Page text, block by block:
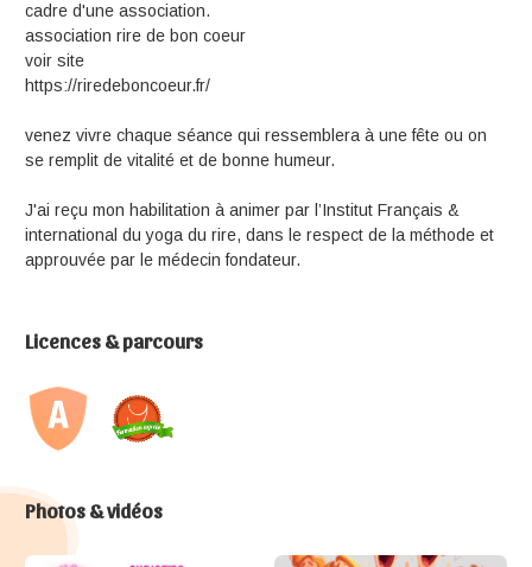
cadre d'une association.
association rire de bon coeur
voir site
https://riredeboncoeur.fr/
venez vivre chaque séance qui ressemblera à une fête ou on
se remplit de vitalité et de bonne humeur.
J'ai reçu mon habilitation à animer par l’Institut Français &
international du yoga du rire, dans le respect de la méthode et
approuvée par le médecin fondateur.
Licences & parcours
Photos & vidéos